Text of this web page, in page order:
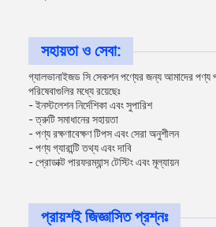
সহায়তা ও সেবা:
গ্যালভানাইজড সি সেকশন পণ্যের জন্য আমাদের পণ্য
পরিষেবাগুলির মধ্যে রয়েছেঃ
- ইনস্টলেশন নির্দেশিকা এবং সুপারিশ
- ত্রুটি সমাধানের সহায়তা
- পণ্য রক্ষণাবেক্ষণ টিপস এবং সেরা অনুশীলন
- পণ্য গ্যারান্টি তথ্য এবং দাবি
- প্রোডাক্ট পারফরম্যান্স টেস্টিং এবং মূল্যায়ন
প্রায়শই জিজ্ঞাসিত প্রশ্নঃ